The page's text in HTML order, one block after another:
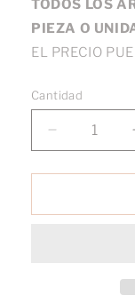
TODOS LOS
PIEZA O
EL PRECIO
Cantidad
Reducir
cantidad
para
Gota